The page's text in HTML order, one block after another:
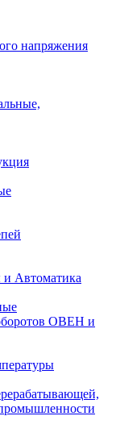
напряжения
и Автоматика
ОВЕН и